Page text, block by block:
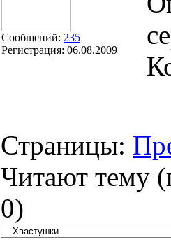
Сообщений: 235
Регистрация: 06.08.2009
Страницы:
Читают тему
0)